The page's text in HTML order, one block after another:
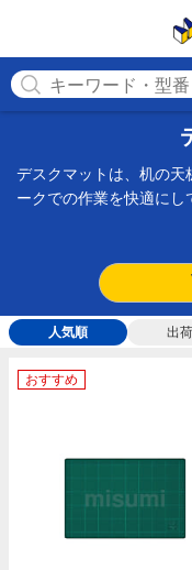
デスクマットは、机の天
ークでの作業を快適にし
ニル素材のやわらかい
樹脂を使った硬いタイ
には、メモや書類を挟
しにくい素材が使われ
なので、机の大きさや使
す。また、カッターを使
もデスクマットの一つで
人気順 出
おすすめ